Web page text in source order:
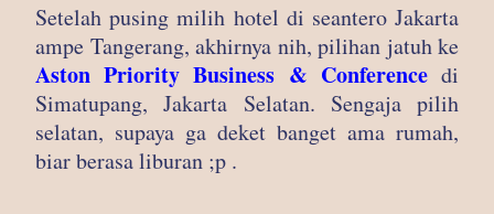
Setelah pusing milih hotel di seantero Jakarta
ampe Tangerang, akhirnya nih, pilihan jatuh ke
Aston Priority Business & Conferencedi
Simatupang, Jakarta Selatan. Sengaja pilih
selatan, supaya ga deket banget ama rumah,
biar berasa liburan ;p .